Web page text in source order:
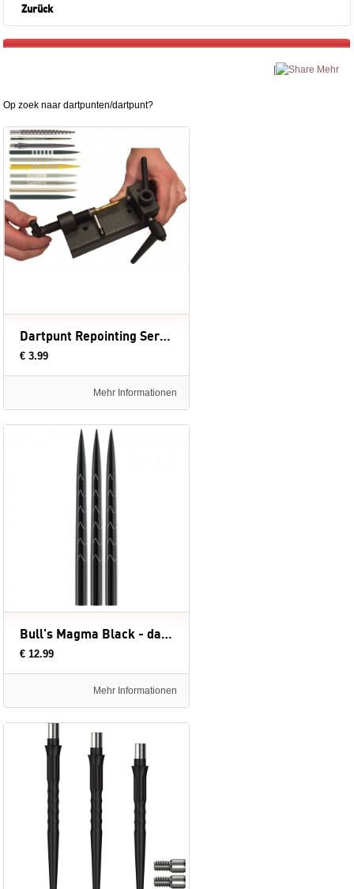
Zurück
Mehr
Op zoek naar dartpunten/dartpunt?
Dartpunt Repointing Service - dartpunten vervangen
€ 3.99
Mehr Informationen
Bull's Magma Black - dartpunten
€ 12.99
Mehr Informationen